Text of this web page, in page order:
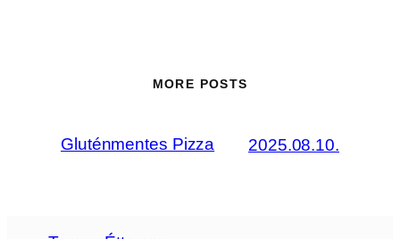
MORE POSTS
Gluténmentes Pizza 2025.08.10.